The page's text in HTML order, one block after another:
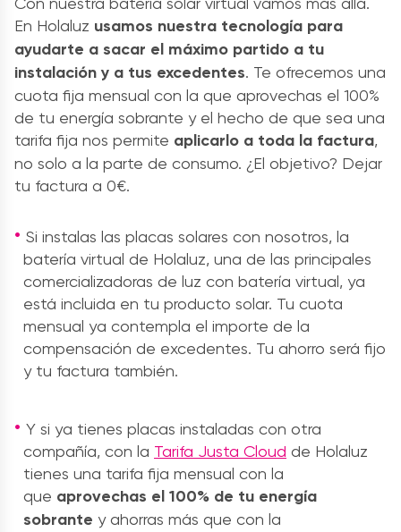
En Holaluz usamos nuestra tecnología para
ayudarte a sacar el máximo partido a tu
instalación y a tus excedentes. Te ofrecemos una
cuota fija mensual con la que aprovechas el 100%
de tu energía sobrante y el hecho de que sea una
tarifa fija nos permite aplicarlo a toda la factura,
no solo a la parte de consumo. ¿El objetivo? Dejar
tu factura a 0€.
Si instalas las placas solares con nosotros, la
batería virtual de Holaluz, una de las principales
comercializadoras de luz con batería virtual, ya
está incluida en tu producto solar. Tu cuota
mensual ya contempla el importe de la
compensación de excedentes. Tu ahorro será fijo
y tu factura también.
Y si ya tienes placas instaladas con otra
compañía, con la Tarifa Justa Cloud de Holaluz
tienes una tarifa fija mensual con la
que aprovechas el 100% de tu energía
sobrante y ahorras más que con la